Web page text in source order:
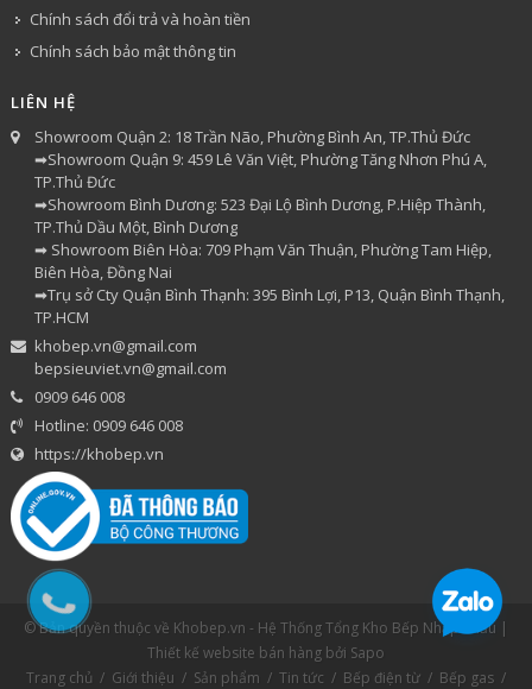
Chính sách đổi trả và hoàn tiền
Chính sách bảo mật thông tin
LIÊN HỆ
Showroom Quận 2: 18 Trần Não, Phường Bình An, TP.Thủ Đức
➡Showroom Quận 9: 459 Lê Văn Việt, Phường Tăng Nhơn Phú A,
TP.Thủ Đức
➡Showroom Bình Dương: 523 Đại Lộ Bình Dương, P.Hiệp Thành,
TP.Thủ Dầu Một, Bình Dương
➡ Showroom Biên Hòa: 709 Phạm Văn Thuận, Phường Tam Hiệp,
Biên Hòa, Đồng Nai
➡Trụ sở Cty Quận Bình Thạnh: 395 Bình Lợi, P13, Quận Bình Thạnh,
TP.HCM
khobep.vn@gmail.com
bepsieuviet.vn@gmail.com
0909 646 008
Hotline: 0909 646 008
https://khobep.vn
© Bản quyền thuộc về Khobep.vn - Hệ Thống Tổng Kho Bếp Nhập Khẩu |
Thiết kế website bán hàng bởi Sapo
Trang chủ / Giới thiệu / Sản phẩm / Tin tức / Bếp điện từ / Bếp gas /